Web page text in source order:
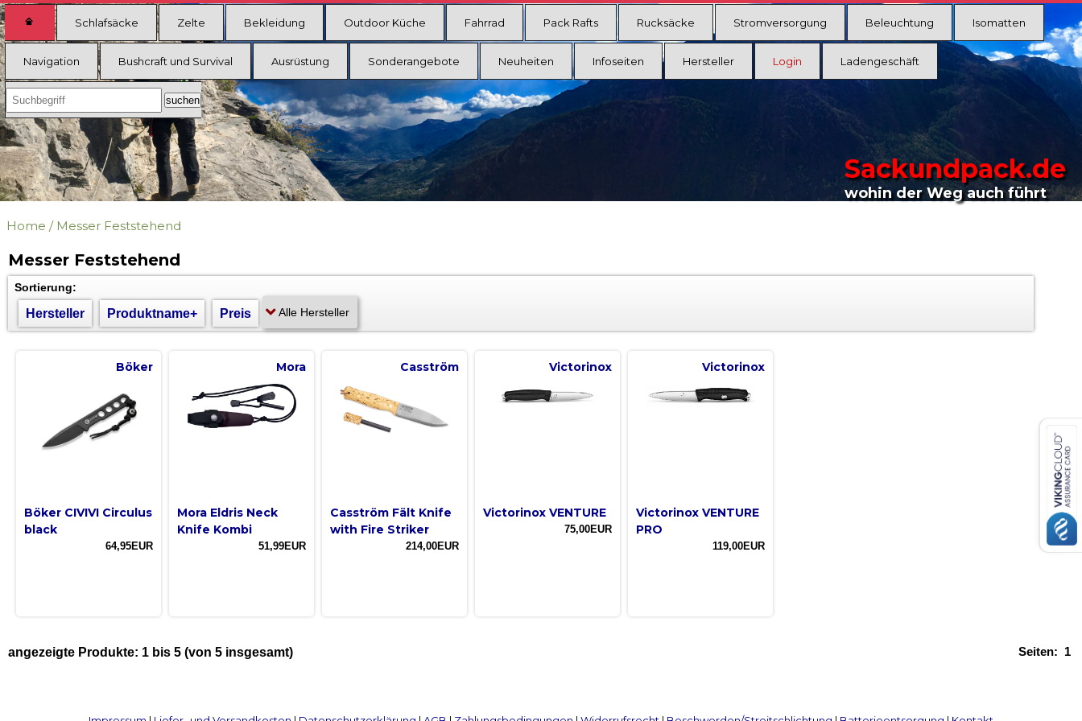
Schlafsäcke Zelte Bekleidung Outdoor Küche Fahrrad Pack Rafts Rucksäcke Stromversorgung Beleuchtung Isomatten
Navigation Bushcraft und Survival Ausrüstung Sonderangebote Neuheiten Infoseiten Hersteller Login Ladengeschäft
Sackundpack.de
wohin der Weg auch führt
Home / Messer Feststehend
Messer Feststehend
Sortierung:
Hersteller Produktname+ Preis
Böker
Böker CIVIVI Circulus
black
64,95EUR
Mora
Mora Eldris Neck
Knife Kombi
51,99EUR
Casström
Casström Fält Knife
with Fire Striker
214,00EUR
Victorinox
Victorinox VENTURE
75,00EUR
Victorinox
Victorinox VENTURE
PRO
119,00EUR
Seiten: 1
angezeigte Produkte: 1 bis 5 (von 5 insgesamt)